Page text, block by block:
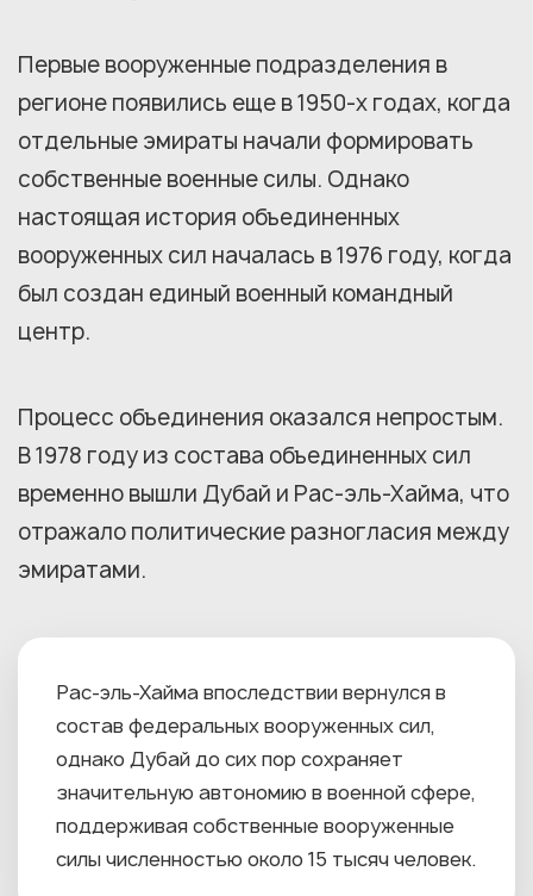
Первые вооруженные подразделения в
регионе появились еще в 1950-х годах, когда
отдельные эмираты начали формировать
собственные военные силы. Однако
настоящая история объединенных
вооруженных сил началась в 1976 году, когда
был создан единый военный командный
центр.
Процесс объединения оказался непростым.
В 1978 году из состава объединенных сил
временно вышли Дубай и Рас-эль-Хайма, что
отражало политические разногласия между
эмиратами.
Рас-эль-Хайма впоследствии вернулся в
состав федеральных вооруженных сил,
однако Дубай до сих пор сохраняет
значительную автономию в военной сфере,
поддерживая собственные вооруженные
силы численностью около 15 тысяч человек.